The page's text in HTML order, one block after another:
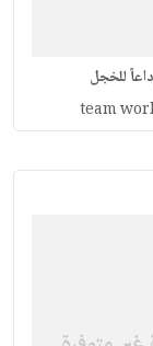
للخجل
team